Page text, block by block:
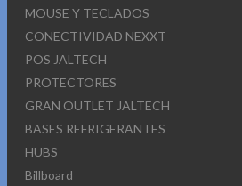
MOUSE Y TECLADOS
CONECTIVIDAD NEXXT
POS JALTECH
PROTECTORES
GRAN OUTLET JALTECH
BASES REFRIGERANTES
HUBS
Billboard